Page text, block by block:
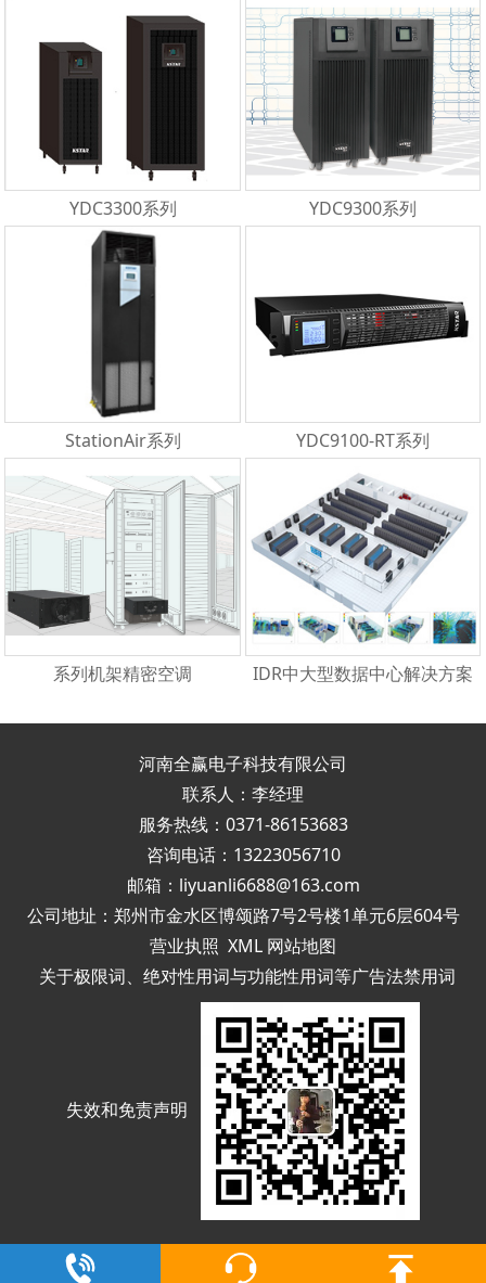
YDC3300系列 YDC9300系列
StationAir系列 YDC9100-RT系列
系列机架精密空调 IDR中大型数据中心解决方案
河南全赢电子科技有限公司
联系人：李经理
服务热线：0371-86153683
咨询电话：13223056710
邮箱：liyuanli6688@163.com
公司地址：郑州市金水区博颂路7号2号楼1单元6层604号
营业执照 XML 网站地图
关于极限词、绝对性用词与功能性用词等广告法禁用词
失效和免责声明